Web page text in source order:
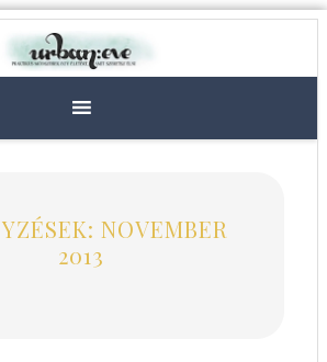
NOVEMBER
2013